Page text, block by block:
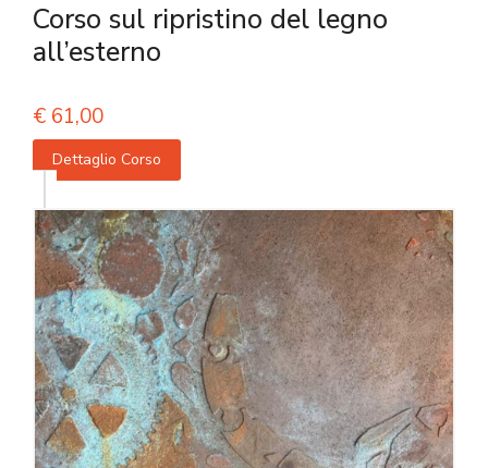
Corso sul ripristino del legno
all’esterno
€ 61,00
Dettaglio Corso